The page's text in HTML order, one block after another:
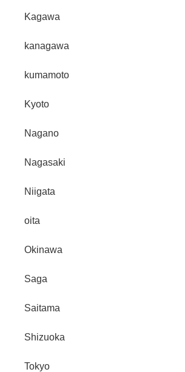
Kagawa
kanagawa
kumamoto
Kyoto
Nagano
Nagasaki
Niigata
oita
Okinawa
Saga
Saitama
Shizuoka
Tokyo